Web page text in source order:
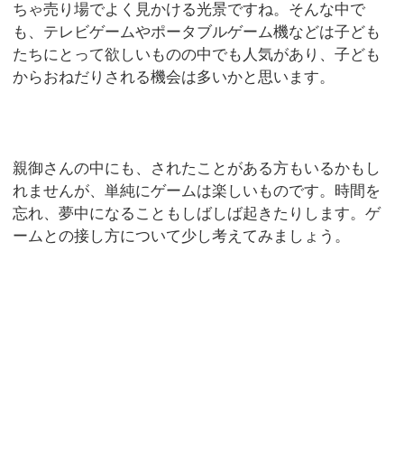
ちゃ売り場でよく見かける光景ですね。そんな中で
も、テレビゲームやポータブルゲーム機などは子ども
たちにとって欲しいものの中でも人気があり、子ども
からおねだりされる機会は多いかと思います。
親御さんの中にも、されたことがある方もいるかもし
れませんが、単純にゲームは楽しいものです。時間を
忘れ、夢中になることもしばしば起きたりします。ゲ
ームとの接し方について少し考えてみましょう。